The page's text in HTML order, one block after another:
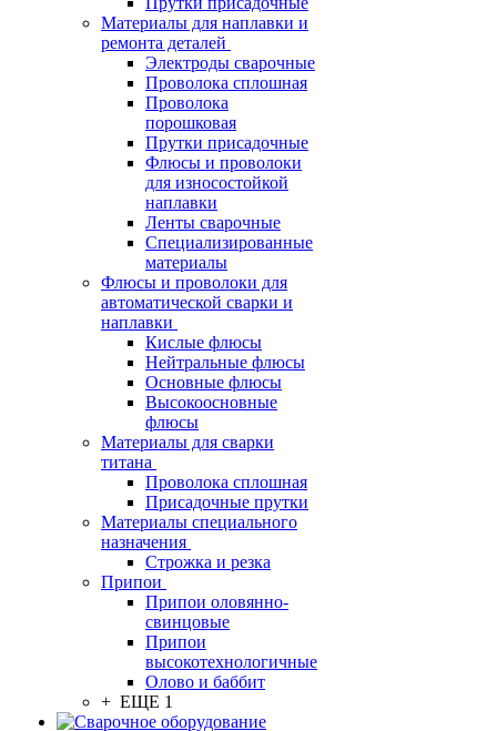
Материалы для наплавки и
ремонта деталей
Электроды сварочные
Проволока сплошная
Проволока
порошковая
Прутки присадочные
Флюсы и проволоки
для износостойкой
наплавки
Ленты сварочные
Специализированные
материалы
Флюсы и проволоки для
автоматической сварки и
наплавки
Кислые флюсы
Нейтральные флюсы
Основные флюсы
Высокоосновные
флюсы
Материалы для сварки
титана
Проволока сплошная
Присадочные прутки
Материалы специального
назначения
Строжка и резка
Припои
Припои оловянно-
свинцовые
Припои
высокотехнологичные
Олово и баббит
+ ЕЩЕ 1